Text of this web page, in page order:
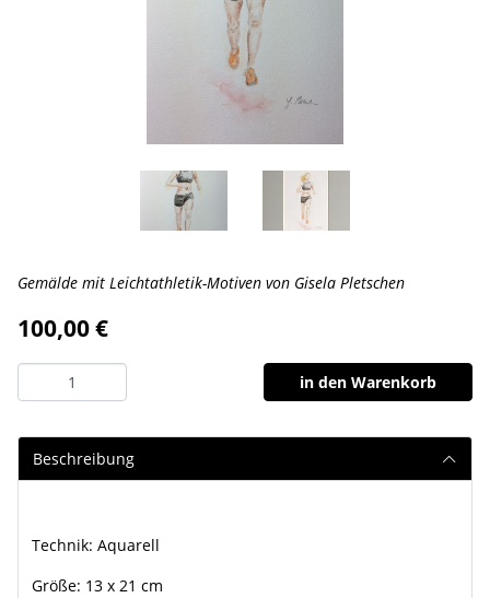
Gemälde mit Leichtathletik-Motiven von Gisela Pletschen
100,00 €
in den Warenkorb
Beschreibung
Technik: Aquarell
Größe: 13 x 21 cm